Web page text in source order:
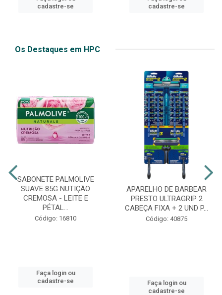
cadastre-se
cadastre-se
Os Destaques em HPC
SABONETE PALMOLIVE
SUAVE 85G NUTIÇÃO
CREMOSA - LEITE E
PÉTAL...
Código: 16810
Faça login ou
cadastre-se
APARELHO DE BARBEAR
PRESTO ULTRAGRIP 2
CABEÇA FIXA + 2 UND P...
Código: 40875
Faça login ou
cadastre-se